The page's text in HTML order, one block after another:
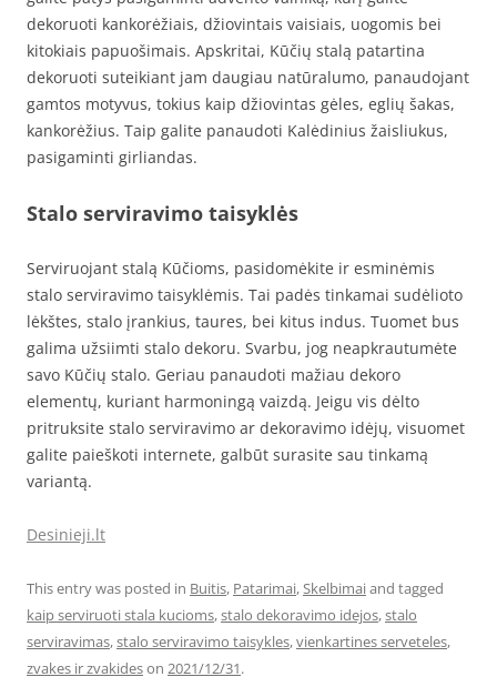
dekoruoti kankorėžiais, džiovintais vaisiais, uogomis bei
kitokiais papuošimais. Apskritai, Kūčių stalą patartina
dekoruoti suteikiant jam daugiau natūralumo, panaudojant
gamtos motyvus, tokius kaip džiovintas gėles, eglių šakas,
kankorėžius. Taip galite panaudoti Kalėdinius žaisliukus,
pasigaminti girliandas.
Stalo serviravimo taisyklės
Serviruojant stalą Kūčioms, pasidomėkite ir esminėmis
stalo serviravimo taisyklėmis. Tai padės tinkamai sudėlioto
lėkštes, stalo įrankius, taures, bei kitus indus. Tuomet bus
galima užsiimti stalo dekoru. Svarbu, jog neapkrautumėte
savo Kūčių stalo. Geriau panaudoti mažiau dekoro
elementų, kuriant harmoningą vaizdą. Jeigu vis dėlto
pritruksite stalo serviravimo ar dekoravimo idėjų, visuomet
galite paieškoti internete, galbūt surasite sau tinkamą
variantą.
Desinieji.lt
This entry was posted in Buitis, Patarimai,Skelbimaiand tagged
kaip serviruoti stala kucioms,stalo dekoravimo idejos,stalo
serviravimas,stalo serviravimo taisykles,vienkartines serveteles,
zvakes ir zvakideson 2021/12/31.